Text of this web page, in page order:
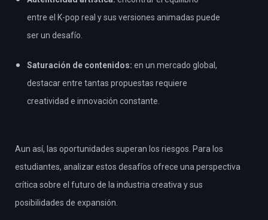
entre el K-pop real y sus versiones animadas puede
ser un desafío.
Saturación de contenidos: en un mercado global,
destacar entre tantas propuestas requiere
creatividad e innovación constante.
Aun así, las oportunidades superan los riesgos. Para los
estudiantes, analizar estos desafíos ofrece una perspectiva
crítica sobre el futuro de la industria creativa y sus
posibilidades de expansión.